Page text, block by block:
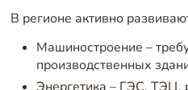
В регионе активно
Машиностроение –
производственных
Энергетика – ГЭС, ТЭЦ,